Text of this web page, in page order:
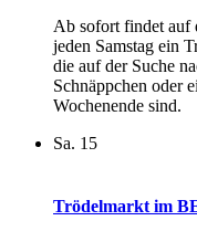
Ab sofort findet auf
jeden Samstag ein
die auf der Suche
Schnäppchen oder
Wochenende sind.
Sa. 15
Trödelmarkt im